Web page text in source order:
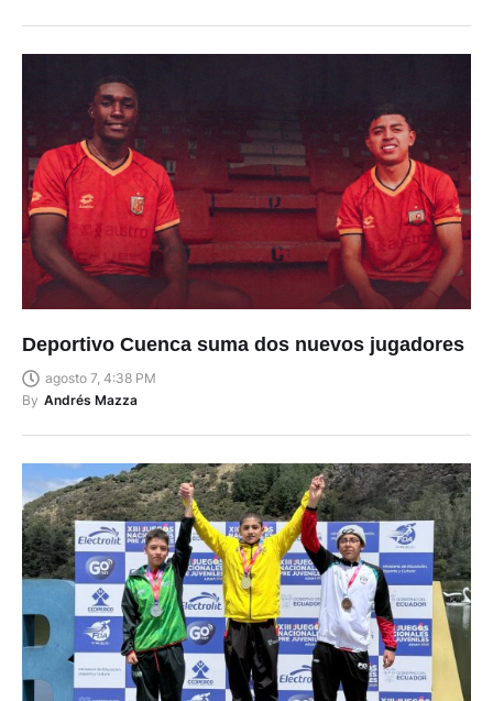
Deportivo Cuenca suma dos nuevos jugadores
agosto 7, 4:38 PM
By Andrés Mazza